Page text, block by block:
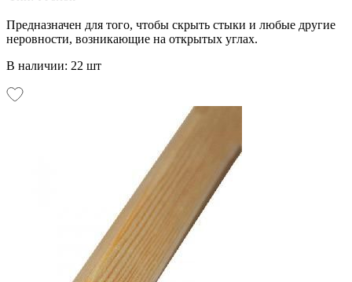
Предназначен для того, чтобы скрыть стыки и любые другие
неровности, возникающие на открытых углах.
В наличии: 22 шт